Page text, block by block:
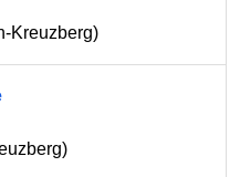
Kreuzberg)
)